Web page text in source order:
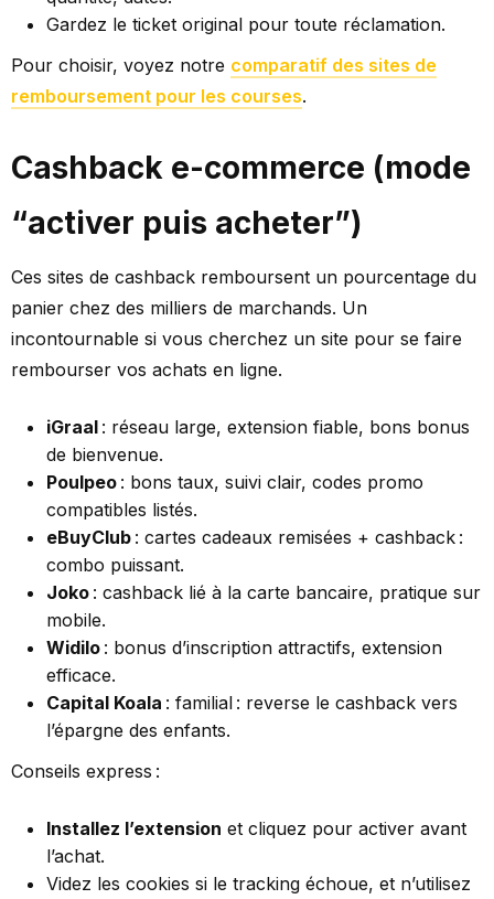
Gardez le ticket original pour toute réclamation.
Pour choisir, voyez notre comparatif des sites de
remboursement pour les courses.
Cashback e-commerce (mode
“activer puis acheter”)
Ces sites de cashback remboursent un pourcentage du
panier chez des milliers de marchands. Un
incontournable si vous cherchez un site pour se faire
rembourser vos achats en ligne.
iGraal : réseau large, extension fiable, bons bonus
de bienvenue.
Poulpeo : bons taux, suivi clair, codes promo
compatibles listés.
eBuyClub : cartes cadeaux remisées + cashback :
combo puissant.
Joko : cashback lié à la carte bancaire, pratique sur
mobile.
Widilo : bonus d’inscription attractifs, extension
efficace.
Capital Koala : familial : reverse le cashback vers
l’épargne des enfants.
Conseils express :
Installez l’extension et cliquez pour activer avant
l’achat.
Videz les cookies si le tracking échoue, et n’utilisez